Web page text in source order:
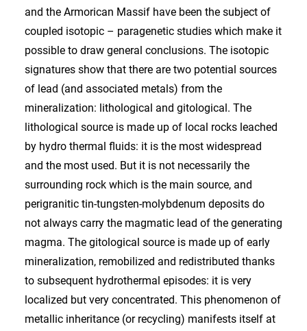
and the Armorican Massif have been the subject of
coupled isotopic – paragenetic studies which make it
possible to draw general conclusions. The isotopic
signatures show that there are two potential sources
of lead (and associated metals) from the
mineralization: lithological and gitological. The
lithological source is made up of local rocks leached
by hydro thermal fluids: it is the most widespread
and the most used. But it is not necessarily the
surrounding rock which is the main source, and
perigranitic tin-tungsten-molybdenum deposits do
not always carry the magmatic lead of the generating
magma. The gitological source is made up of early
mineralization, remobilized and redistributed thanks
to subsequent hydrothermal episodes: it is very
localized but very concentrated. This phenomenon of
metallic inheritance (or recycling) manifests itself at